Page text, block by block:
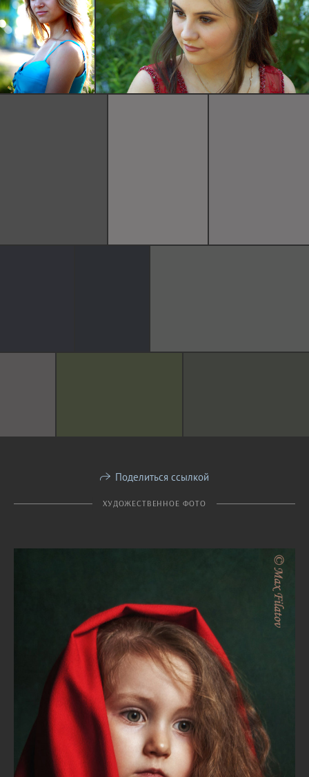
Поделиться ссылкой
ХУДОЖЕСТВЕННОЕ ФОТО